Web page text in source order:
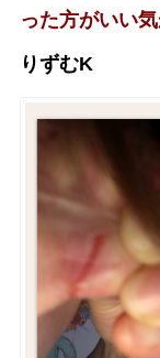
った方がいい気
りずむK